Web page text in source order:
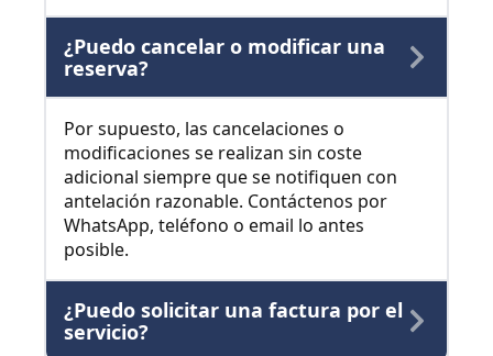
¿Puedo cancelar o modificar una
reserva?
Por supuesto, las cancelaciones o
modificaciones se realizan sin coste
adicional siempre que se notifiquen con
antelación razonable. Contáctenos por
WhatsApp, teléfono o email lo antes
posible.
¿Puedo solicitar una factura por el
servicio?